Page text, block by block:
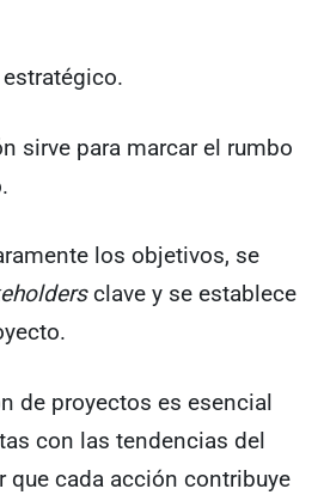
sirve para marcar el rumbo
los objetivos, se
clave y se establece
de proyectos es esencial
con las tendencias del
que cada acción contribuye